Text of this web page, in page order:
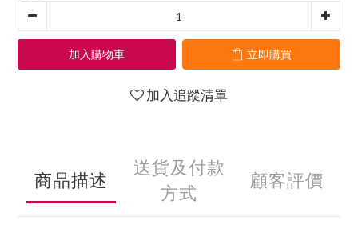
加入購物車 立即購買
加入追蹤清單
商品描述
送貨及付款
方式
顧客評價